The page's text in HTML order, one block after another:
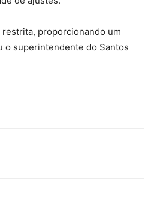
restrita, proporcionando um
o superintendente do Santos